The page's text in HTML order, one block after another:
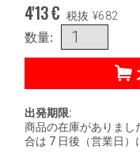
4'13€ 税抜 ¥682
数量:
出発期限:
商品の在庫がありまし
合は 7 日後（営業日）